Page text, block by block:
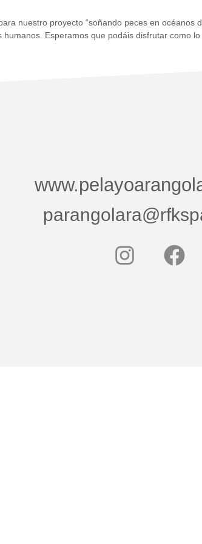
nuestro proyecto “soñando peces en
Esperamos que podáis disfrutar como